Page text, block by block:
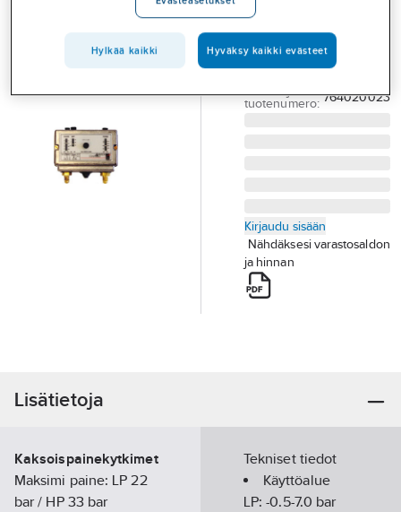
KAKS.PRESS. P78LCW-
9300 -0.5...7 3...30
(P78LCW-9320)
tuotenumero: 764020023
Kirjaudu sisään
Nähdäksesi varastosaldon
ja hinnan
Lisätietoja
Kaksoispainekytkimet
Maksimi paine: LP 22
bar / HP 33 bar
Tekniset tiedot
Käyttöalue
LP:-0.5-7.0 bar
Hylkää kaikki Hyväksy kaikki evästeet